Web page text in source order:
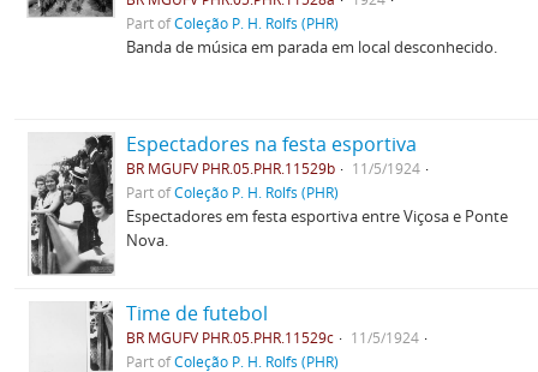
Part ofColeção P. H. Rolfs (PHR)
Banda de música em parada em local desconhecido.
Espectadores na festa esportiva
BR MGUFV PHR.05.PHR.11529b
11/5/1924
Part ofColeção P. H. Rolfs (PHR)
Espectadores em festa esportiva entre Viçosa e Ponte
Nova.
Time de futebol
BR MGUFV PHR.05.PHR.11529c
11/5/1924
Part ofColeção P. H. Rolfs (PHR)